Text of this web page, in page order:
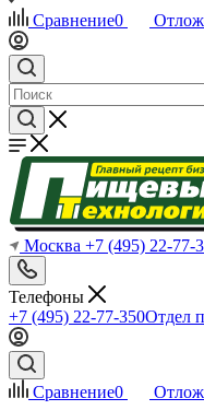
Сравнение0
Москва +7 (495) 22-77-
Телефоны
+7 (495) 22-77-350Отдел
Сравнение0